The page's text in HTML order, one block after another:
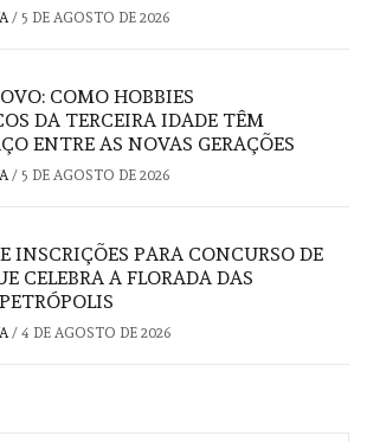
/ 5 DE AGOSTO DE 2026
COMO HOBBIES
DA TERCEIRA IDADE TÊM
ENTRE AS NOVAS GERAÇÕES
/ 5 DE AGOSTO DE 2026
INSCRIÇÕES PARA CONCURSO DE
CELEBRA A FLORADA DAS
/ 4 DE AGOSTO DE 2026